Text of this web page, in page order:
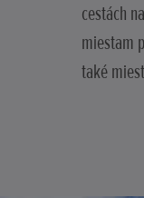
cestách
miestam
také